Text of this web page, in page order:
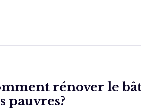
rénover le
pauvres?